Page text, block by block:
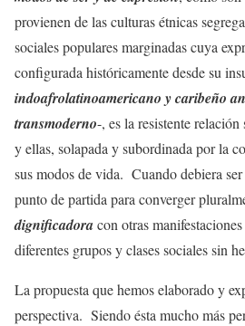
provienen de las culturas étnicas
sociales populares marginadas cuya
configurada históricamente desde su
indoafrolatinoamericano y caribeño
transmoderno-, es la resistente
y ellas, solapada y subordinada por la
sus modos de vida. Cuando debiera
punto de partida para converger
dignificadoracon otras
diferentes grupos y clases sociales sin
La propuesta que hemos elaborado y
perspectiva. Siendo ésta mucho más